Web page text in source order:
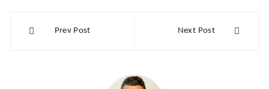
Prev Post Next Post